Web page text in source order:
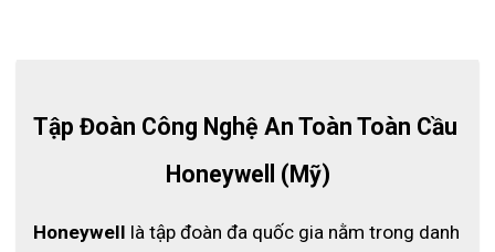
Tập Đoàn Công Nghệ An Toàn Toàn Cầu
Honeywell (Mỹ)
Honeywell là tập đoàn đa quốc gia nằm trong danh